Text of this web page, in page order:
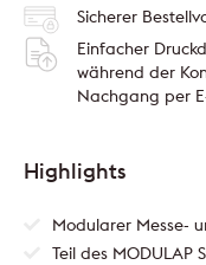
Sicherer
Einfacher
während der
Nachgang per
Highlights
Modularer Messe-
Teil des MODULAP